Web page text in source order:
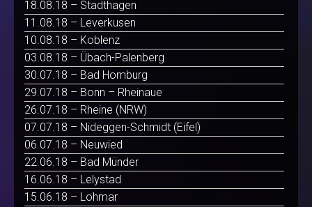
18.08.18 – Stadthagen
11.08.18 – Leverkusen
10.08.18 – Koblenz
03.08.18 – Übach-Palenberg
30.07.18 – Bad Homburg
29.07.18 – Bonn – Rheinaue
26.07.18 – Rheine (NRW)
07.07.18 – Nideggen-Schmidt (Eifel)
06.07.18 – Neuwied
22.06.18 – Bad Münder
16.06.18 – Lelystad
15.06.18 – Lohmar